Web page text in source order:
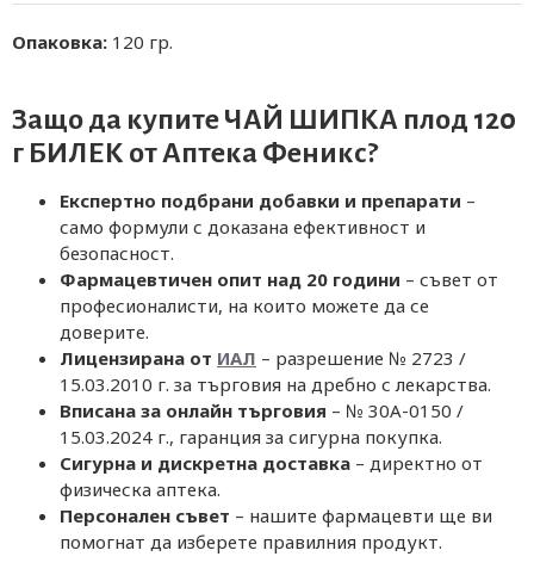
Опаковка: 120 гр.
Защо да купите ЧАЙ ШИПКА плод 120
г БИЛЕК отАптека Феникс?
Експертно подбрани добавки и препарати –
само формули с доказана ефективност и
безопасност.
Фармацевтичен опит над 20 години – съвет от
професионалисти, на които можете да се
доверите.
Лицензирана от ИАЛ – разрешение № 2723 /
15.03.2010 г. за търговия на дребно с лекарства.
Вписана за онлайн търговия – № 30A-0150 /
15.03.2024 г., гаранция за сигурна покупка.
Сигурна и дискретна доставка – директно от
физическа аптека.
Персонален съвет – нашите фармацевти ще ви
помогнат да изберете правилния продукт.